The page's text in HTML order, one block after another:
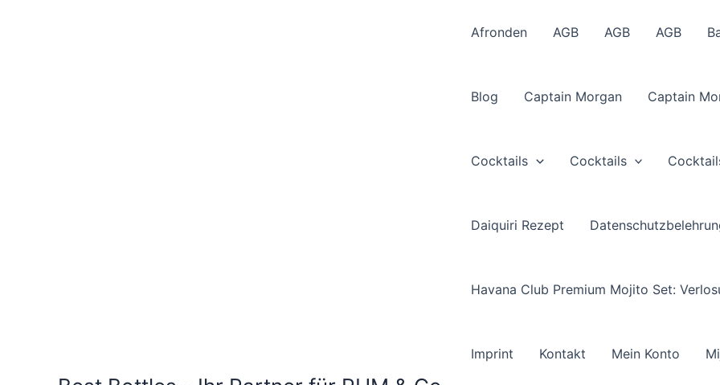
Afronden AGB AGB AGB
Blog Captain Morgan Captain
Cocktails Cocktails
Daiquiri Rezept
Havana Club Premium Mojito Set:
Imprint Kontakt Mein Konto